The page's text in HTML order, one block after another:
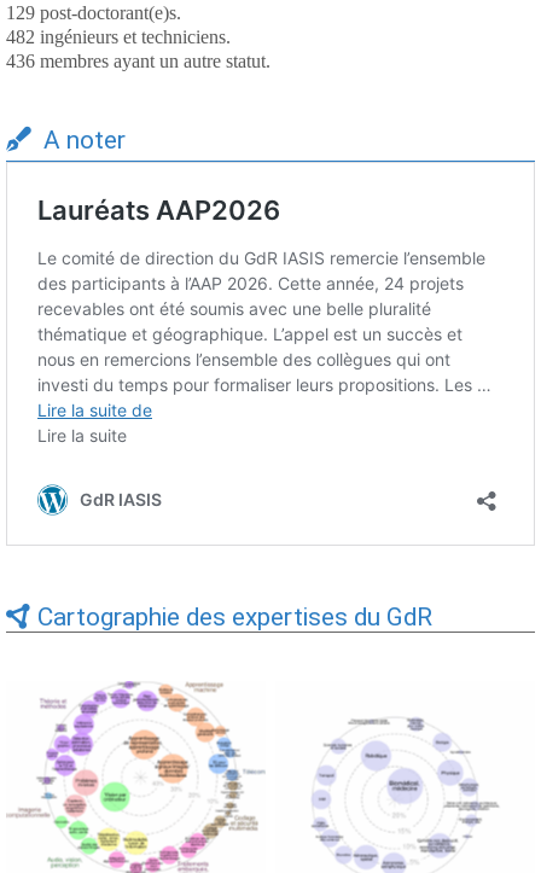
129 post-doctorant(e)s.
482 ingénieurs et techniciens.
436 membres ayant un autre statut.
A noter
Cartographie des expertises du GdR
Expertises du GdR -
cartographie par Axes -
19/09/2025
Expertises du GdR -
cartographie par mots-clés
applicatifs - 19/09/2025